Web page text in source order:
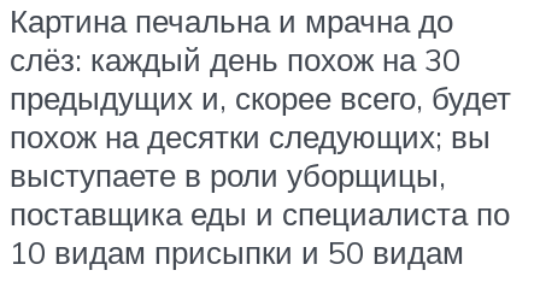
Картина печальна и мрачна до
слёз: каждый день похож на 30
предыдущих и, скорее всего, будет
похож на десятки следующих; вы
выступаете в роли уборщицы,
поставщика еды и специалиста по
10 видам присыпки и 50 видам